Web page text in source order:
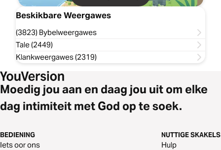
Beskikbare Weergawes
(3823) Bybelweergawes
Tale (2449)
Klankweergawes (2319)
Moedig jou aan en daag jou uit om elke
dag intimiteit met God op te soek.
BEDIENING
Iets oor ons
NUTTIGE SKAKELS
Hulp